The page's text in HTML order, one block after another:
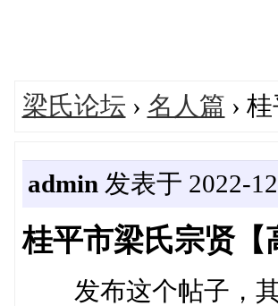
梁氏论坛 › 名人篇 ›
admin 发表于 2022-
桂平市梁氏宗贤【
发布这个帖子，其